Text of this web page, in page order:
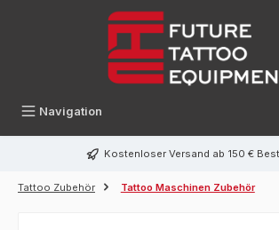
Navigation
Kostenloser Versand ab 150 €
Tattoo Zubehör Tattoo Maschinen Zubehör